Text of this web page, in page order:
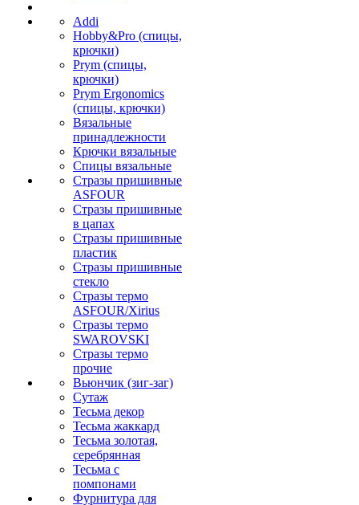
Addi
Hobby&Pro (спицы,
крючки)
Prym (спицы,
крючки)
Prym Ergonomics
(спицы, крючки)
Вязальные
принадлежности
Крючки вязальные
Спицы вязальные
Стразы пришивные
ASFOUR
Стразы пришивные
в цапах
Стразы пришивные
пластик
Стразы пришивные
стекло
Стразы термо
ASFOUR/Xirius
Стразы термо
SWAROVSKI
Стразы термо
прочие
Вьюнчик (зиг-заг)
Сутаж
Тесьма декор
Тесьма жаккард
Тесьма золотая,
серебрянная
Тесьма с
помпонами
Фурнитура для